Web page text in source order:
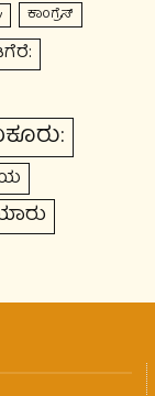
ಕಾಂಗ್ರೆಸ್